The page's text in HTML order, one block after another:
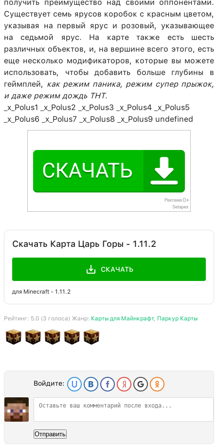
получить преимущество над своими оппонентами.
Существует семь ярусов коробок с красным цветом,
указывая на первый ярус и розовый, указывающее
на седьмой ярус. На карте также есть шесть
различных объектов, и, на вершине всего этого, есть
еще несколько модификаторов, которые вы можете
использовать, чтобы добавить больше глубины в
геймплей, как режим паника, режим супер прыжок,
и даже режим дождь ТНТ.
_x_Polus1 _x_Polus2 _x_Polus3 _x_Polus4 _x_Polus5
_x_Polus6 _x_Polus7 _x_Polus8 _x_Polus9 undefined
Скачать Карта Царь Горы - 1.11.2
СКАЧАТЬ
для Minecraft - 1.11.2
Рейтинг: 5.0 (3 голоса) Жанр: Карты для Майнкрафт, Паркур Карты
Войдите:
Отправить